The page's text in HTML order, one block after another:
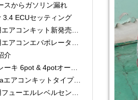
スからガソリン漏れ
3.4 ECUセッティング
コンキット新発売！！
エバポレーターを新発売！！
介
6pot & 4potオーバーホール
コンキットタイプⅡ取り付け
ルレベルセンサー新発売！！